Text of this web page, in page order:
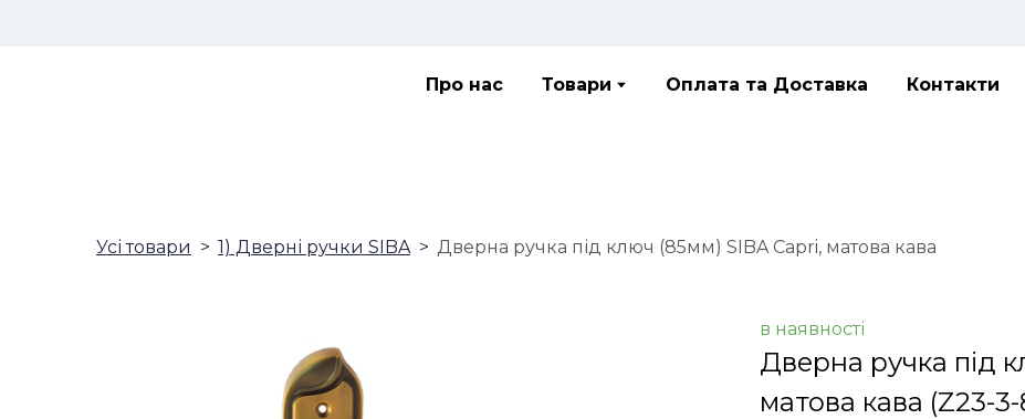
Про нас Товари Оплата та Доставка Контакти
Усі товари 1) Дверні ручки SIBA Дверна ручка під ключ (85мм) SIBA Capri, матова кава
в наявності
Дверна ручка під
матова кава (Z23-